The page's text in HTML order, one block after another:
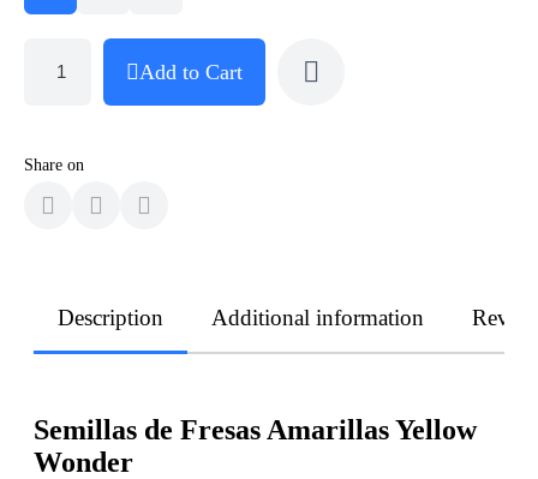
Add to Cart
Share on
Description Additional information
Semillas de Fresas Amarillas Yellow
Wonder